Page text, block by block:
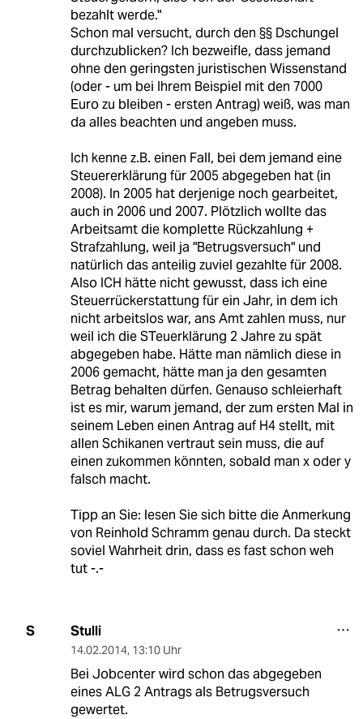
bezahlt werde."
Schon mal versucht, durch den §§ Dschungel
durchzublicken? Ich bezweifle, dass jemand
ohne den geringsten juristischen Wissenstand
(oder - um bei Ihrem Beispiel mit den 7000
Euro zu bleiben - ersten Antrag) weiß, was man
da alles beachten und angeben muss.
Ich kenne z.B. einen Fall, bei dem jemand eine
Steuererklärung für 2005 abgegeben hat (in
2008). In 2005 hat derjenige noch gearbeitet,
auch in 2006 und 2007. Plötzlich wollte das
Arbeitsamt die komplette Rückzahlung +
Strafzahlung, weil ja "Betrugsversuch" und
natürlich das anteilig zuviel gezahlte für 2008.
Also ICH hätte nicht gewusst, dass ich eine
Steuerrückerstattung für ein Jahr, in dem ich
nicht arbeitslos war, ans Amt zahlen muss, nur
weil ich die STeuerklärung 2 Jahre zu spät
abgegeben habe. Hätte man nämlich diese in
2006 gemacht, hätte man ja den gesamten
Betrag behalten dürfen. Genauso schleierhaft
ist es mir, warum jemand, der zum ersten Mal in
seinem Leben einen Antrag auf H4 stellt, mit
allen Schikanen vertraut sein muss, die auf
einen zukommen könnten, sobald man x oder y
falsch macht.
Tipp an Sie: lesen Sie sich bitte die Anmerkung
von Reinhold Schramm genau durch. Da steckt
soviel Wahrheit drin, dass es fast schon weh
tut -.-
S Stulli
14.02.2014, 13:10 Uhr
Bei Jobcenter wird schon das abgegeben
eines ALG 2 Antrags als Betrugsversuch
gewertet.